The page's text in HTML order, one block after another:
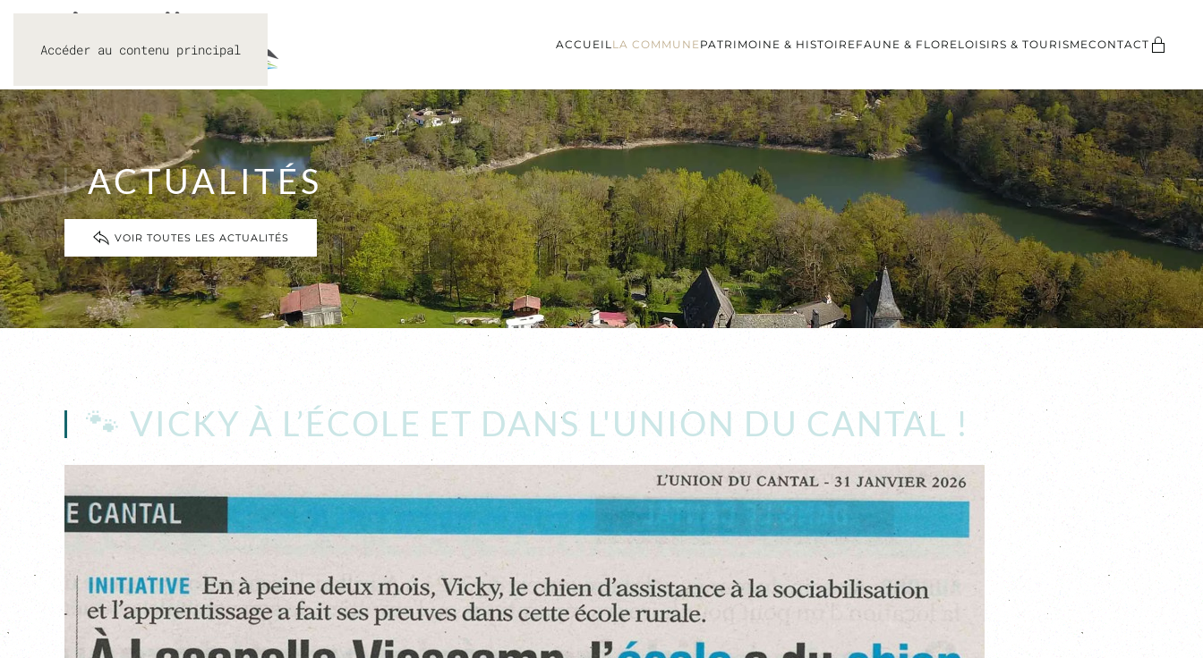
Accéder au contenu principal ACCUEILLA COMMUNEPATRIMOINE & HISTOIREFAUNE & FLORELOISIRS & TOURISMECONTACT
ACTUALITÉS
VOIR TOUTES LES ACTUALITÉS
🐾 VICKY À L’ÉCOLE ET DANS L'UNION DU CANTAL !